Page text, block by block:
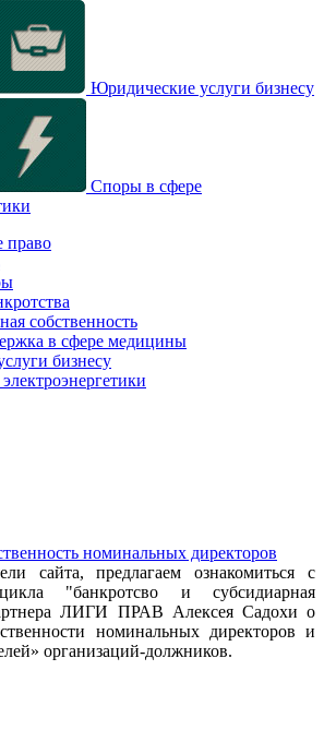
Юридические услуги бизнесу
Споры в сфере
право
собственность
в сфере медицины
бизнесу
номинальных директоров
сайта, предлагаем ознакомиться с
"банкротсво и субсидиарная
ЛИГИ ПРАВ Алексея Садохи о
номинальных директоров и
организаций-должников.